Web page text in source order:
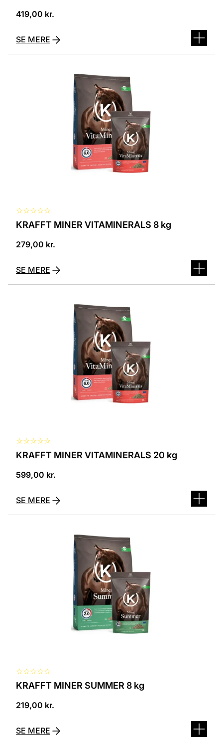
419,00 kr.
SE MERE
☆☆☆☆☆
KRAFFT MINER VITAMINERALS 8 kg
279,00 kr.
SE MERE
☆☆☆☆☆
KRAFFT MINER VITAMINERALS 20 kg
599,00 kr.
SE MERE
☆☆☆☆☆
KRAFFT MINER SUMMER 8 kg
219,00 kr.
SE MERE